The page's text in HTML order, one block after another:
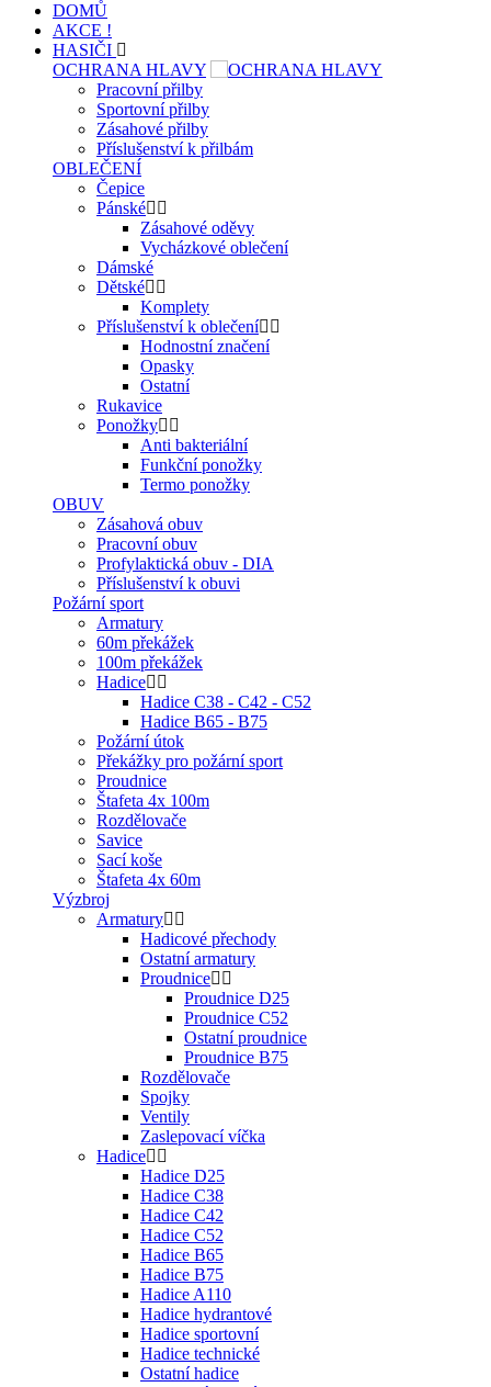
DOMŮ
AKCE !
HASIČI
OCHRANA HLAVY
Pracovní přilby
Sportovní přilby
Zásahové přilby
Příslušenství k přilbám
OBLEČENÍ
Čepice
Pánské
Zásahové oděvy
Vycházkové oblečení
Dámské
Dětské
Komplety
Příslušenství k oblečení
Hodnostní značení
Opasky
Ostatní
Rukavice
Ponožky
Anti bakteriální
Funkční ponožky
Termo ponožky
OBUV
Zásahová obuv
Pracovní obuv
Profylaktická obuv - DIA
Příslušenství k obuvi
Požární sport
Armatury
60m překážek
100m překážek
Hadice
Hadice C38 - C42 - C52
Hadice B65 - B75
Požární útok
Překážky pro požární sport
Proudnice
Štafeta 4x 100m
Rozdělovače
Savice
Sací koše
Štafeta 4x 60m
Výzbroj
Armatury
Hadicové přechody
Ostatní armatury
Proudnice
Proudnice D25
Proudnice C52
Ostatní proudnice
Proudnice B75
Rozdělovače
Spojky
Ventily
Zaslepovací víčka
Hadice
Hadice D25
Hadice C38
Hadice C42
Hadice C52
Hadice B65
Hadice B75
Hadice A110
Hadice hydrantové
Hadice sportovní
Hadice technické
Ostatní hadice